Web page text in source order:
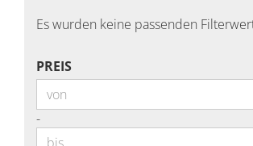
Es wurden keine passenden
PREIS
PREIS
Preis bis
-